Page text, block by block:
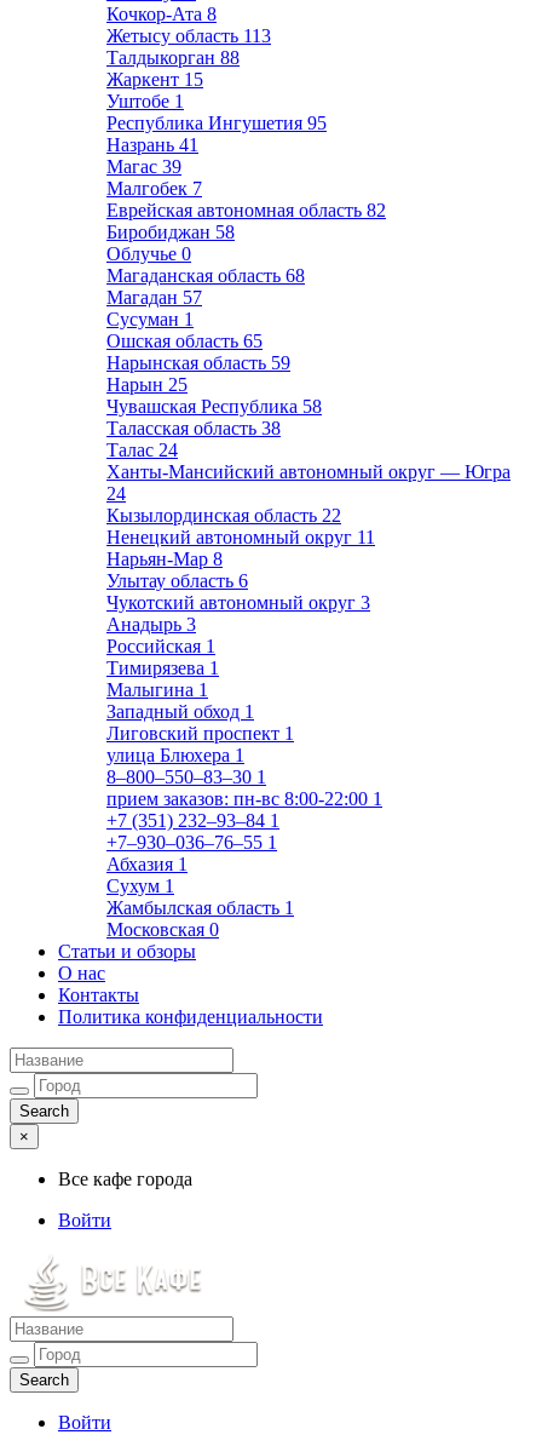
Кочкор-Ата 8
Жетысу область 113
Талдыкорган 88
Жаркент 15
Уштобе 1
Республика Ингушетия 95
Назрань 41
Магас 39
Малгобек 7
Еврейская автономная область 82
Биробиджан 58
Облучье 0
Магаданская область 68
Магадан 57
Сусуман 1
Ошская область 65
Нарынская область 59
Нарын 25
Чувашская Республика 58
Таласская область 38
Талас 24
Ханты-Мансийский автономный округ — Югра
24
Кызылординская область 22
Ненецкий автономный округ 11
Нарьян-Мар 8
Улытау область 6
Чукотский автономный округ 3
Анадырь 3
Российская 1
Тимирязева 1
Малыгина 1
Западный обход 1
Лиговский проспект 1
улица Блюхера 1
8‒800‒550‒83‒30 1
прием заказов: пн-вс 8:00-22:00 1
+7 (351) 232‒93‒84 1
+7‒930‒036‒76‒55 1
Абхазия 1
Сухум 1
Жамбылская область 1
Московская 0
Статьи и обзоры
О нас
Контакты
Политика конфиденциальности
×
Все кафе города
Войти
Все кафе города
Каталог хороших кафе
Войти